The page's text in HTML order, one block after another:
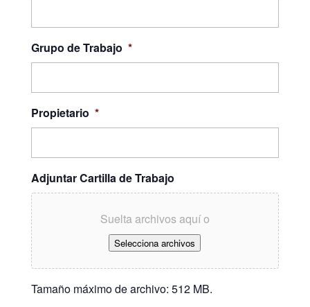
Grupo de Trabajo *
Propietario *
Adjuntar Cartilla de Trabajo
Suelta archivos aquí o
Selecciona archivos
Tamaño máximo de archivo: 512 MB.